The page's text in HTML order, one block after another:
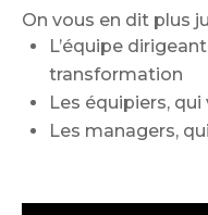
On vous en dit plus
L’équipe
transformation
Les équipiers,
Les managers,